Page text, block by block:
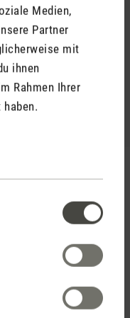
Medien,
Partner
mit
ihnen
Rahmen Ihrer
von 5 Sternen
(0)